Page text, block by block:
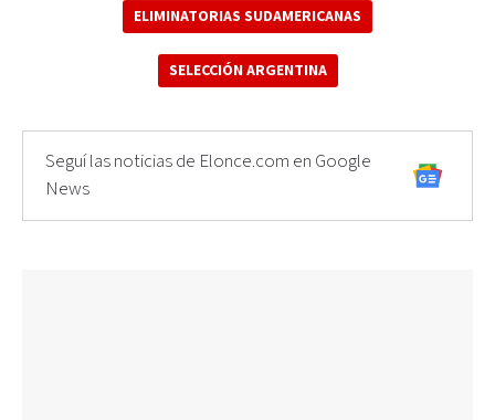
ELIMINATORIAS SUDAMERICANAS
SELECCIÓN ARGENTINA
Seguí las noticias de Elonce.com en Google
News